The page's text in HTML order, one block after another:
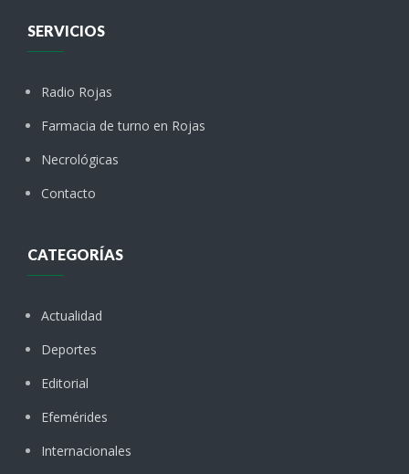
SERVICIOS
Radio Rojas
Farmacia de turno en Rojas
Necrológicas
Contacto
CATEGORÍAS
Actualidad
Deportes
Editorial
Efemérides
Internacionales